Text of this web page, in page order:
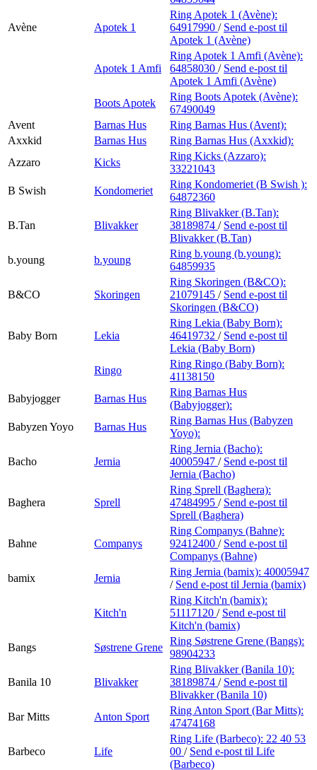
Avène Apotek 1
Ring Apotek 1 (Avène):
64917990 / Send e-post til
Apotek 1 (Avène)
Apotek 1 Amfi
Ring Apotek 1 Amfi (Avène):
64858030 / Send e-post til
Apotek 1 Amfi (Avène)
Boots Apotek
Ring Boots Apotek (Avène):
67490049
Avent
Barnas Hus
Ring Barnas Hus (Avent):
Axxkid
Barnas Hus
Ring Barnas Hus (Axxkid):
Azzaro
Kicks
Ring Kicks (Azzaro):
33221043
B Swish
Kondomeriet
Ring Kondomeriet (B Swish ):
64872360
B.Tan Blivakker
Ring Blivakker (B.Tan):
38189874 / Send e-post til
Blivakker (B.Tan)
b.young
b.young
Ring b.young (b.young):
64859935
B&CO Skoringen
Ring Skoringen (B&CO):
21079145 / Send e-post til
Skoringen (B&CO)
Baby Born Lekia
Ring Lekia (Baby Born):
46419732 / Send e-post til
Lekia (Baby Born)
Ringo
Ring Ringo (Baby Born):
41138150
Babyjogger
Barnas Hus
Ring Barnas Hus
(Babyjogger):
Babyzen Yoyo
Barnas Hus
Ring Barnas Hus (Babyzen
Yoyo):
Bacho Jernia
Ring Jernia (Bacho):
40005947 / Send e-post til
Jernia (Bacho)
Baghera Sprell
Ring Sprell (Baghera):
47484995 / Send e-post til
Sprell (Baghera)
Bahne Companys
Ring Companys (Bahne):
92412400 / Send e-post til
Companys (Bahne)
bamix
Jernia
Ring Jernia (bamix): 40005947
/ Send e-post til Jernia (bamix)
Kitch'n
Ring Kitch'n (bamix):
51117120 / Send e-post til
Kitch'n (bamix)
Bangs
Søstrene Grene
Ring Søstrene Grene (Bangs):
98904233
Banila 10 Blivakker
Ring Blivakker (Banila 10):
38189874 / Send e-post til
Blivakker (Banila 10)
Bar Mitts
Anton Sport
Ring Anton Sport (Bar Mitts):
47474168
Barbeco Life
Ring Life (Barbeco): 22 40 53
00 / Send e-post til Life
(Barbeco)